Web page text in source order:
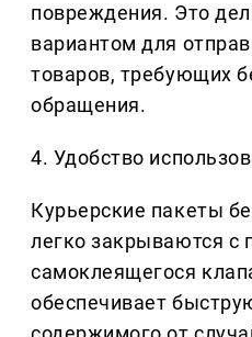
повреждения. Это
вариантом для
товаров, требующих
обращения.
4. Удобство
Курьерские пакеты
легко закрываются
самоклеящегося
обеспечивает